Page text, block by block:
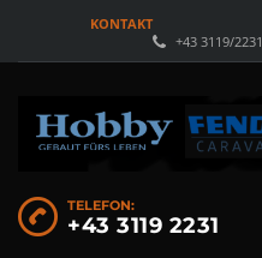
KONTAKT
+43 3119/2231
TELEFON:
+43 3119 2231